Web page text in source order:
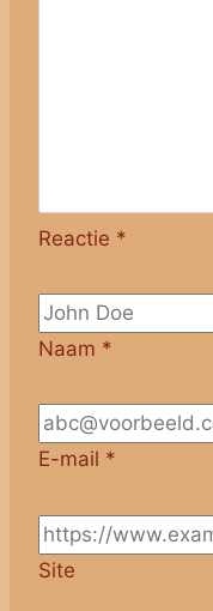
Reactie *
Naam *
E-mail *
Site